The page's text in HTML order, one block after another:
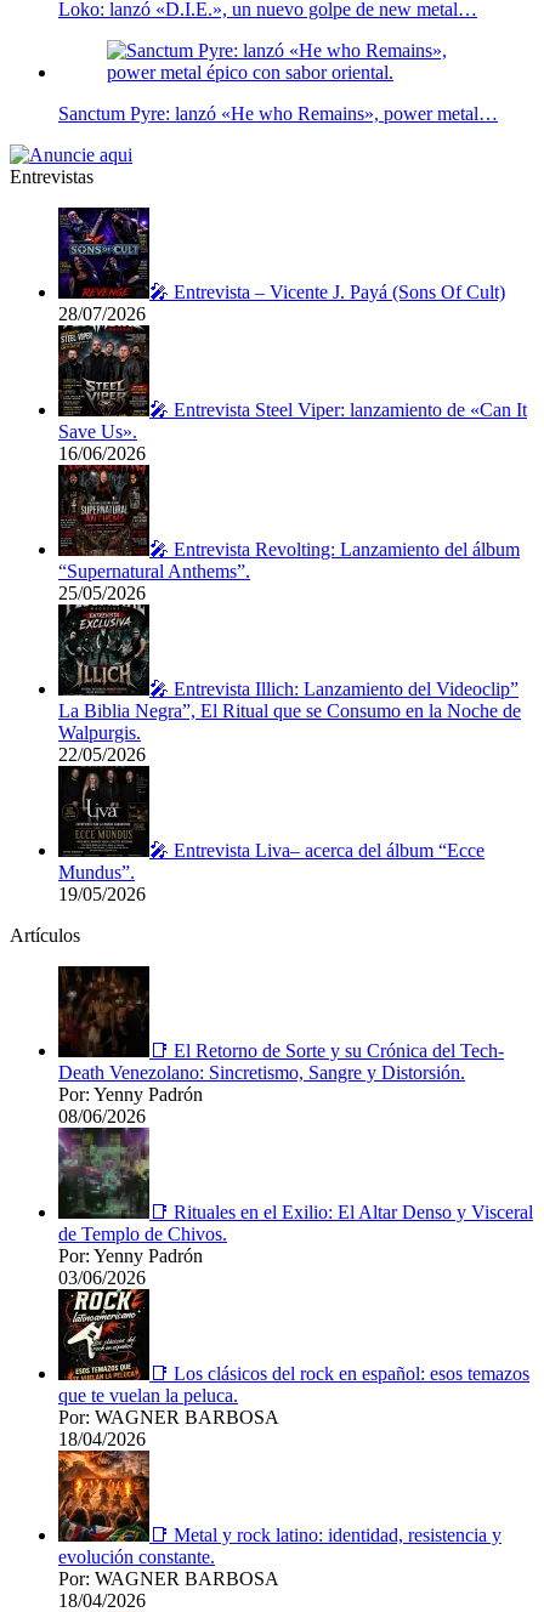
Loko: lanzó «D.I.E.», un nuevo golpe de new metal…
Sanctum Pyre: lanzó «He who Remains», power metal…
Entrevistas
🎤 Entrevista – Vicente J. Payá (Sons Of Cult)
28/07/2026
🎤 Entrevista Steel Viper: lanzamiento de «Can It
Save Us».
16/06/2026
🎤 Entrevista Revolting: Lanzamiento del álbum
“Supernatural Anthems”.
25/05/2026
🎤 Entrevista Illich: Lanzamiento del Videoclip”
La Biblia Negra”, El Ritual que se Consumo en la Noche de
Walpurgis.
22/05/2026
🎤 Entrevista Liva– acerca del álbum “Ecce
Mundus”.
19/05/2026
Artículos
📑 El Retorno de Sorte y su Crónica del Tech-
Death Venezolano: Sincretismo, Sangre y Distorsión.
Por: Yenny Padrón
08/06/2026
📑 Rituales en el Exilio: El Altar Denso y Visceral
de Templo de Chivos.
Por: Yenny Padrón
03/06/2026
📑 Los clásicos del rock en español: esos temazos
que te vuelan la peluca.
Por: WAGNER BARBOSA
18/04/2026
📑 Metal y rock latino: identidad, resistencia y
evolución constante.
Por: WAGNER BARBOSA
18/04/2026